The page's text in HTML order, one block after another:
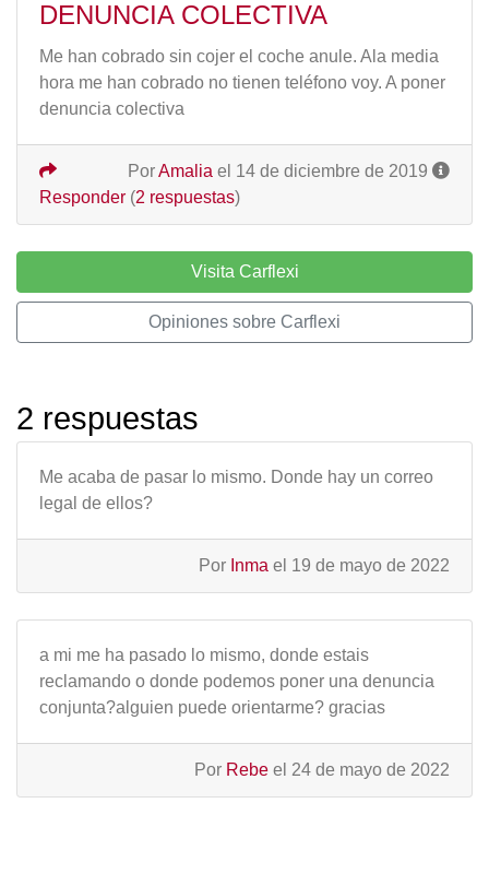
DENUNCIA COLECTIVA
Me han cobrado sin cojer el coche anule. Ala media
hora me han cobrado no tienen teléfono voy. A poner
denuncia colectiva
PorAmalia el 14 de diciembre de 2019
Responder (2 respuestas)
Visita Carflexi
Opiniones sobre Carflexi
2 respuestas
Me acaba de pasar lo mismo. Donde hay un correo
legal de ellos?
Por Inma el 19 de mayo de 2022
a mi me ha pasado lo mismo, donde estais
reclamando o donde podemos poner una denuncia
conjunta?alguien puede orientarme? gracias
Por Rebe el 24 de mayo de 2022